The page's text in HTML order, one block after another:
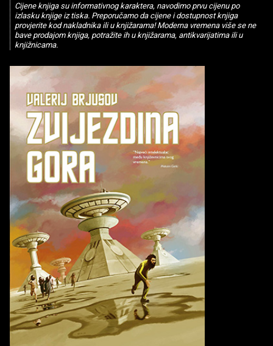
Cijene knjiga su informativnog karaktera, navodimo prvu cijenu po
izlasku knjige iz tiska. Preporučamo da cijene i dostupnost knjiga
provjerite kod nakladnika ili u knjižarama! Moderna vremena više se ne
bave prodajom knjiga, potražite ih u knjižarama, antikvarijatima ili u
knjižnicama.